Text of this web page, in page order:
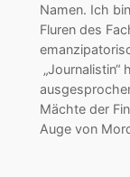
Namen. Ich
Fluren des
„Journalistin“
Mächte der
Auge von